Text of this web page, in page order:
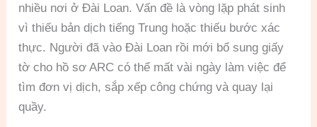
nhiều nơi ở Đài Loan. Vấn đề là vòng lặp phát sinh
vì thiếu bản dịch tiếng Trung hoặc thiếu bước xác
thực. Người đã vào Đài Loan rồi mới bổ sung giấy
tờ cho hồ sơ ARC có thể mất vài ngày làm việc để
tìm đơn vị dịch, sắp xếp công chứng và quay lại
quầy.